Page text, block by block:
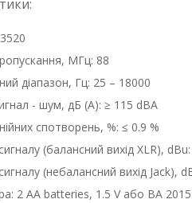
МГц: 88
діапазон, Гц: 25 – 18000
- шум, дБ (А): ≥ 115 dBA
спотворень, %: ≤ 0.9 %
(балансний вихід XLR),
(небалансний вихід Jack),
2 AA batteries, 1.5 V або BA